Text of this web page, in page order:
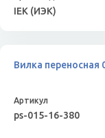
IEK (ИЭК)
Вилка переносная
ps-015-16-380